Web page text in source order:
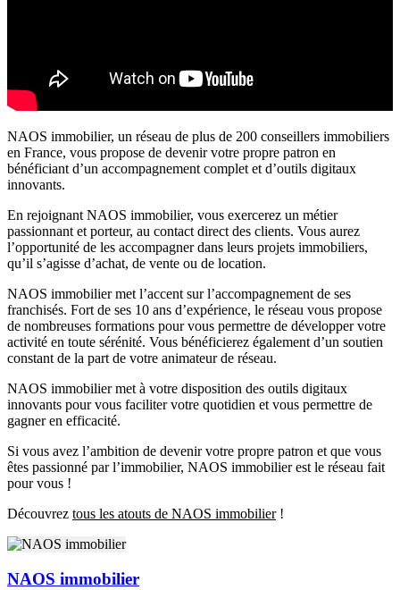
NAOS immobilier, un réseau de plus de 200 conseillers immobiliers
en France, vous propose de devenir votre propre patron en
bénéficiant d’un accompagnement complet et d’outils digitaux
innovants.
En rejoignant NAOS immobilier, vous exercerez un métier
passionnant et porteur, au contact direct des clients. Vous aurez
l’opportunité de les accompagner dans leurs projets immobiliers,
qu’il s’agisse d’achat, de vente ou de location.
NAOS immobilier met l’accent sur l’accompagnement de ses
franchisés. Fort de ses 10 ans d’expérience, le réseau vous propose
de nombreuses formations pour vous permettre de développer votre
activité en toute sérénité. Vous bénéficierez également d’un soutien
constant de la part de votre animateur de réseau.
NAOS immobilier met à votre disposition des outils digitaux
innovants pour vous faciliter votre quotidien et vous permettre de
gagner en efficacité.
Si vous avez l’ambition de devenir votre propre patron et que vous
êtes passionné par l’immobilier, NAOS immobilier est le réseau fait
pour vous !
Découvrez tous les atouts de NAOS immobilier!
NAOS immobilier